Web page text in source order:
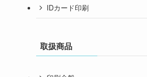
IDカード印刷
取扱商品